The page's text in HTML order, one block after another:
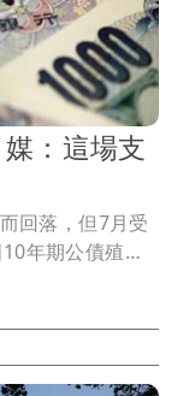
：這場支
回落，但7月受
年期公債殖利